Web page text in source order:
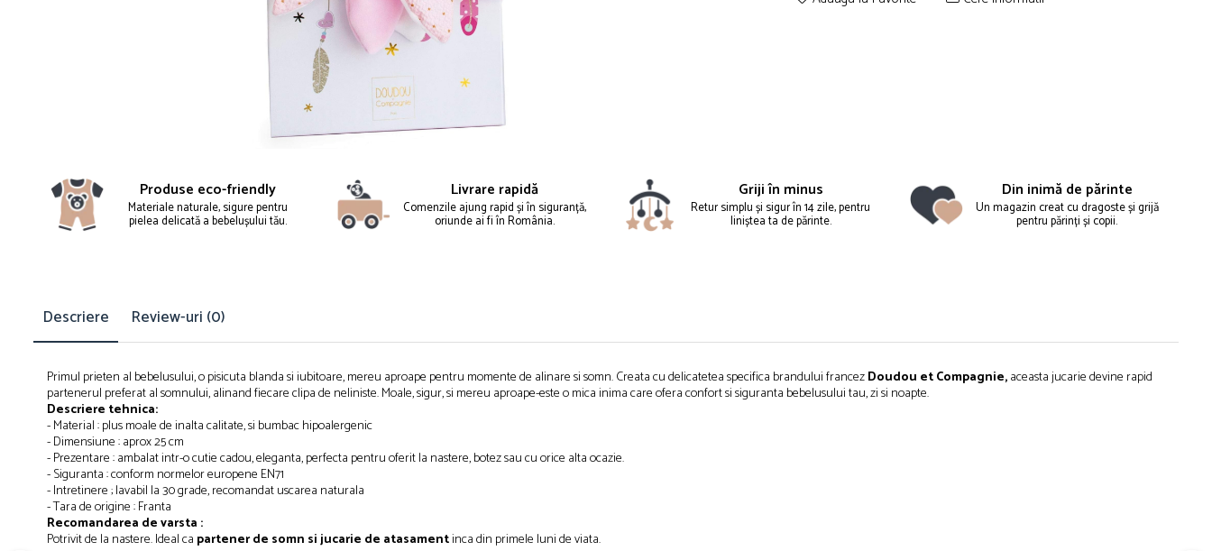
Produse eco-friendly
Materiale naturale, sigure pentru
pielea delicată a bebelușului tău.
Livrare rapidă
Comenzile ajung rapid și în siguranță,
oriunde ai fi în România.
Griji în minus
Retur simplu și sigur în 14 zile, pentru
liniștea ta de părinte.
Din inimă de părinte
Un magazin creat cu dragoste și grijă
pentru părinți și copii.
Descriere Review-uri (0)
Primul prieten al bebelusului, o pisicuta blanda si iubitoare, mereu aproape pentru momente de alinare si somn. Creata cu delicatetea specifica brandului francezDoudou et Compagnie,aceasta jucarie devine rapid
partenerul preferat al somnului, alinand fiecare clipa de neliniste. Moale, sigur, si mereu aproape-este o mica inima care ofera confort si siguranta bebelusului tau, zi si noapte.
Descriere tehnica:
- Material : plus moale de inalta calitate, si bumbac hipoalergenic
- Dimensiune : aprox 25 cm
- Prezentare : ambalat intr-o cutie cadou, eleganta, perfecta pentru oferit la nastere, botez sau cu orice alta ocazie.
- Siguranta : conform normelor europene EN71
- Intretinere ; lavabil la 30 grade, recomandat uscarea naturala
- Tara de origine : Franta
Recomandarea de varsta :
Potrivit de la nastere. Ideal ca partener de somn si jucarie de atasamentinca din primele luni de viata.